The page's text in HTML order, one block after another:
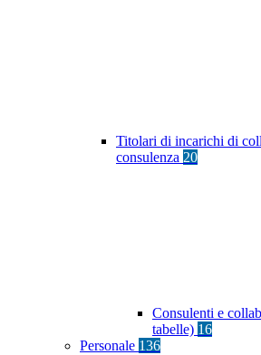
Titolari di incarichi di
consulenza 20
Consulenti e
tabelle) 16
Personale 136